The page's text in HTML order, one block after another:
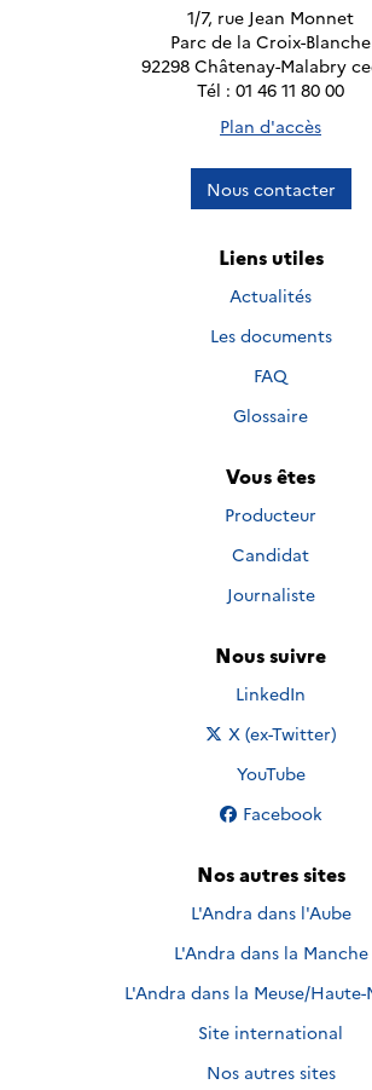
1/7, rue Jean Monnet
Parc de la Croix-Blanche
92298 Châtenay-Malabry
Tél : 01 46 11 80 00
Plan d'accès
Nous contacter
Liens utiles
Actualités
Les documents
FAQ
Glossaire
Vous êtes
Producteur
Candidat
Journaliste
Nous suivre
Nous suivre sur
LinkedIn
Nous suivre sur
X (ex-Twitter)
Nous suivre sur
YouTube
Nous suivre sur
Facebook
Nos autres sites
L'Andra dans l'Aube
L'Andra dans la Manche
L'Andra dans la Meuse/Haute-
Site international
Nos autres sites